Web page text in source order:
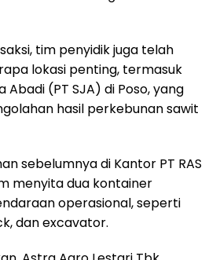
tim penyidik juga telah
lokasi penting, termasuk
Abadi (PT SJA) di Poso, yang
hasil perkebunan sawit
sebelumnya di Kantor PT RAS
menyita dua kontainer
operasional, seperti
dan excavator.